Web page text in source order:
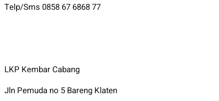
Telp/Sms 0858 67 6868 77
LKP Kembar Cabang
Jln Pemuda no 5 Bareng Klaten